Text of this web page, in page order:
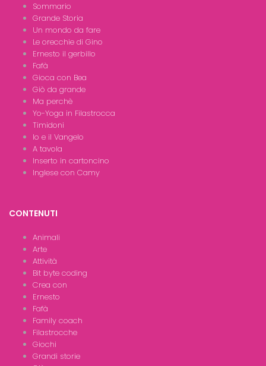
Sommario
Grande Storia
Un mondo da fare
Le orecchie di Gino
Ernesto il gerbillo
Fafà
Gioca con Bea
Giò da grande
Ma perchè
Yo-Yoga in Filastrocca
Timidoni
Io e il Vangelo
A tavola
Inserto in cartoncino
Inglese con Camy
CONTENUTI
Animali
Arte
Attività
Bit byte coding
Crea con
Ernesto
Fafà
Family coach
Filastrocche
Giochi
Grandi storie